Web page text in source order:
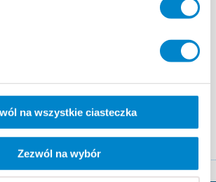
na wszystkie ciasteczka
Zezwól na wybór